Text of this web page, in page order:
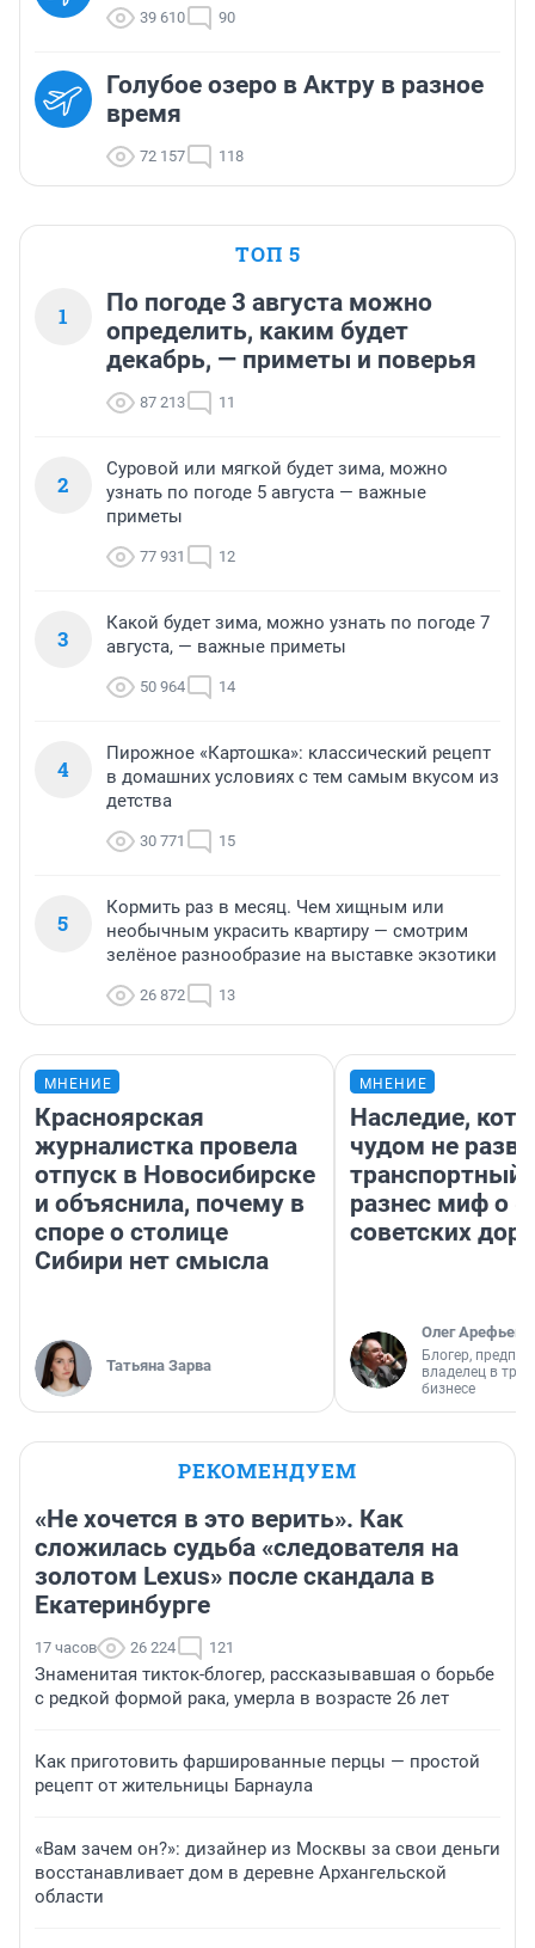
39 610 90
Голубое озеро в Актру в разное
время
72 157 118
ТОП 5
1
По погоде 3 августа можно
определить, каким будет
декабрь, — приметы и поверья
87 213 11
2
Суровой или мягкой будет зима, можно
узнать по погоде 5 августа — важные
приметы
77 931 12
3
Какой будет зима, можно узнать по погоде 7
августа, — важные приметы
50 964 14
4
Пирожное «Картошка»: классический рецепт
в домашних условиях с тем самым вкусом из
детства
30 771 15
5
Кормить раз в месяц. Чем хищным или
необычным украсить квартиру — смотрим
зелёное разнообразие на выставке экзотики
26 872 13
МНЕНИЕ
Красноярская
журналистка провела
отпуск в Новосибирске
и объяснила, почему в
споре о столице
Сибири нет смысла
Татьяна Зарва
МНЕНИЕ
Наследие,
чудом не
транспортный
разнес миф о
советских
Олег Арефьев
Блогер,
владелец в
бизнесе
РЕКОМЕНДУЕМ
«Не хочется в это верить». Как
сложилась судьба «следователя на
золотом Lexus» после скандала в
Екатеринбурге
17 часов 26 224 121
Знаменитая тикток-блогер, рассказывавшая о борьбе
с редкой формой рака, умерла в возрасте 26 лет
Как приготовить фаршированные перцы — простой
рецепт от жительницы Барнаула
«Вам зачем он?»: дизайнер из Москвы за свои деньги
восстанавливает дом в деревне Архангельской
области